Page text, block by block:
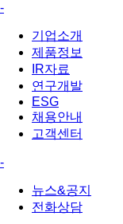
-
기업소개
제품정보
IR자료
연구개발
ESG
채용안내
고객센터
-
뉴스&공지
전화상담